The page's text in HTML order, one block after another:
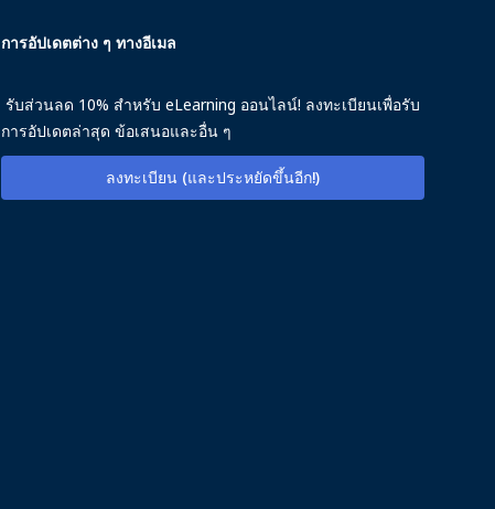
การอัปเดตต่าง ๆ ทางอีเมล
รับส่วนลด 10% สำหรับ eLearning ออนไลน์! ลงทะเบียนเพื่อรับ
การอัปเดตล่าสุด ข้อเสนอและอื่น ๆ
ลงทะเบียน (และประหยัดขึ้นอีก!)